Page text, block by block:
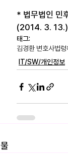
* 법무법인 민
(2014. 3. 13.)
태그:
김경환 변호사법령
IT/SW/개인정보